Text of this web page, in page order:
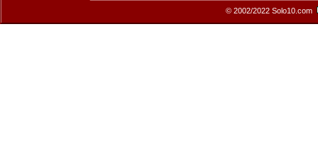
© 2002/2022 Solo10.com